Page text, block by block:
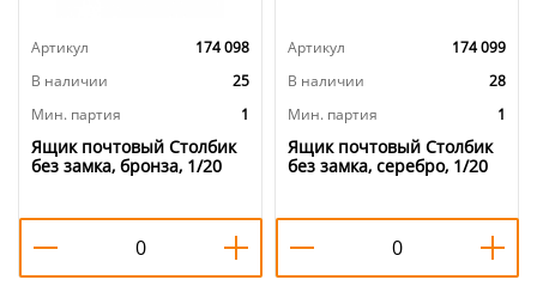
Артикул
174 098
В наличии
25
Мин. партия
1
Ящик почтовый Столбик
без замка, бронза, 1/20
Артикул
174 099
В наличии
28
Мин. партия
1
Ящик почтовый Столбик
без замка, серебро, 1/20